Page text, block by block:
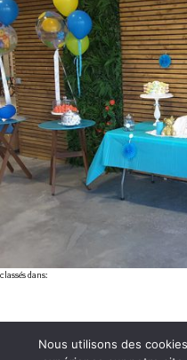
classés dans:
3, rue Henri
Nous utilisons des